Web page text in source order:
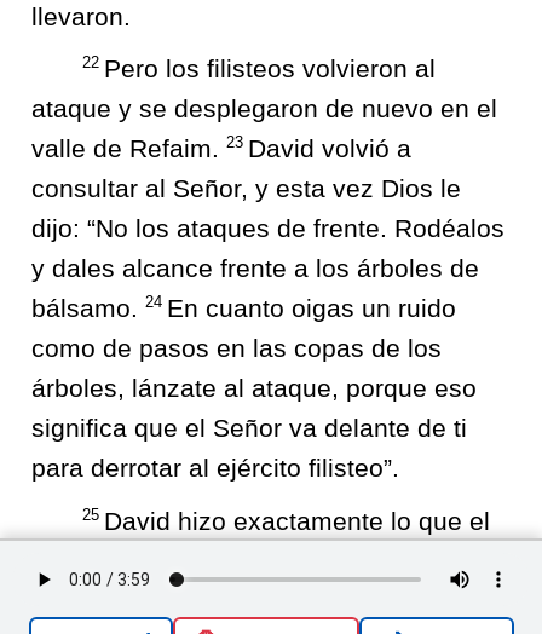
llevaron.
22 Pero los filisteos volvieron al
ataque y se desplegaron de nuevo en el
valle de Refaim. 23 David volvió a
consultar al Señor, y esta vez Dios le
dijo: “No los ataques de frente. Rodéalos
y dales alcance frente a los árboles de
bálsamo. 24 En cuanto oigas un ruido
como de pasos en las copas de los
árboles, lánzate al ataque, porque eso
significa que el Señor va delante de ti
para derrotar al ejército filisteo”.
25 David hizo exactamente lo que el